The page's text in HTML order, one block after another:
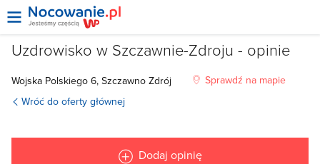
Uzdrowisko w Szczawnie-Zdroju - opinie
Wojska Polskiego 6, Szczawno Zdrój
Sprawdź na mapie
Wróć do oferty głównej
Dodaj opinię